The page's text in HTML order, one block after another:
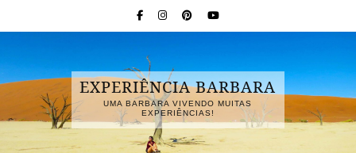
EXPERIÊNCIA BARBARA
UMA BARBARA VIVENDO MUITAS
EXPERIÊNCIAS!